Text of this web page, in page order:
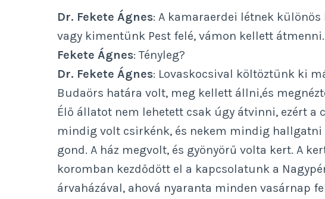
Dr. Fekete Ágnes: A kamaraerdei létnek
vagy kimentünk Pest felé, vámon kellett átmenni.
Fekete Ágnes: Tényleg?
Dr. Fekete Ágnes: Lovaskocsival költöztünk ki
Budaörs határa volt, meg kellett állni,és
Élő állatot nem lehetett csak úgy átvinni, ezért
mindig volt csirkénk, és nekem mindig hallgatni
gond. A ház megvolt, és gyönyörű volta kert. A
koromban kezdődött el a kapcsolatunk a
árvaházával, ahová nyaranta minden vasárnap